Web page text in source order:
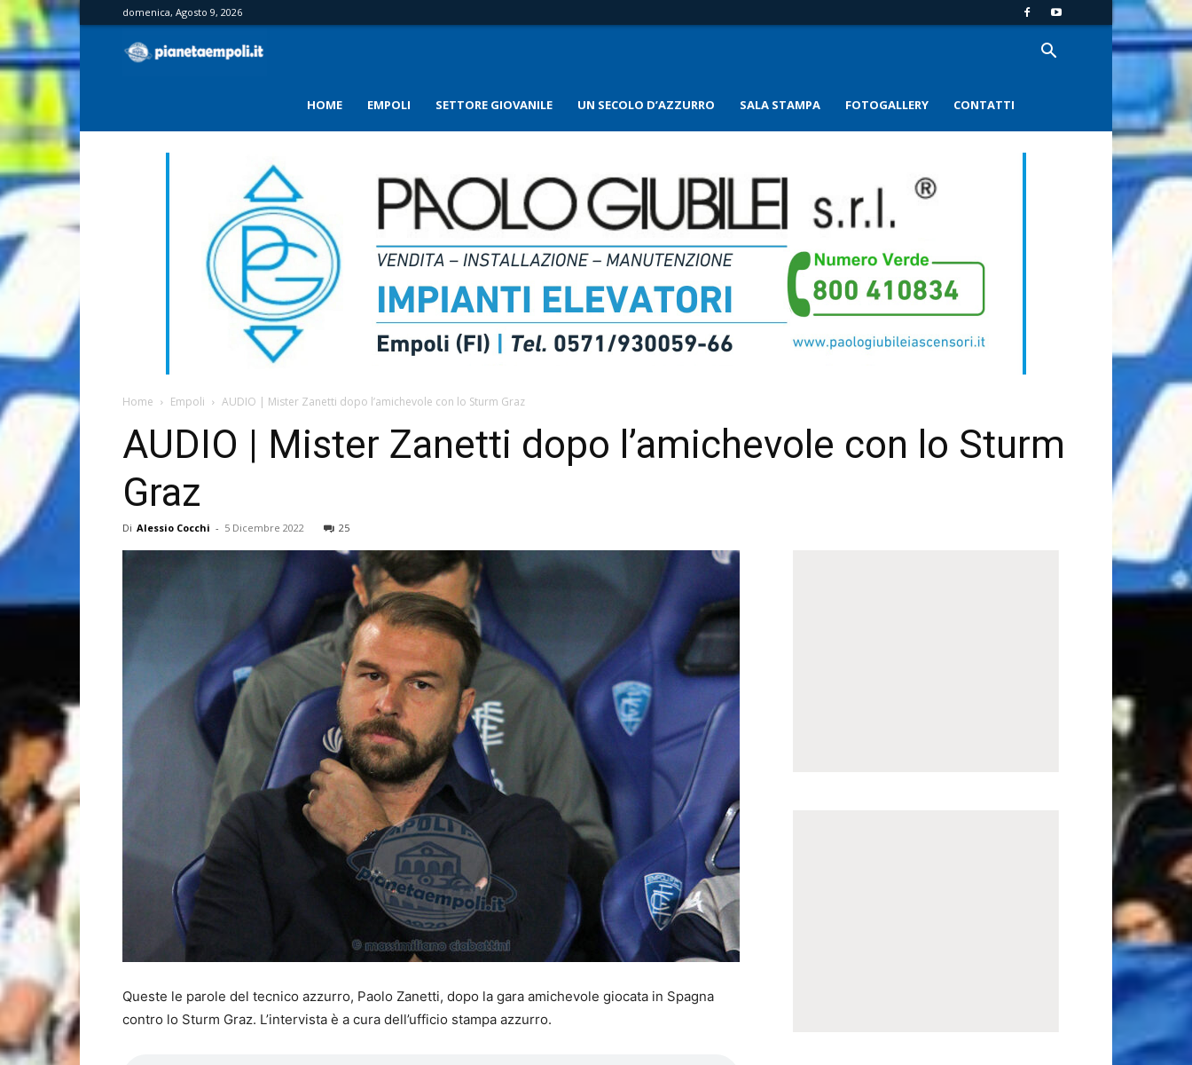
domenica, Agosto 9, 2026
HOME EMPOLI SETTORE GIOVANILE UN SECOLO D’AZZURRO SALA STAMPA FOTOGALLERY CONTATTI
Home Empoli AUDIO | Mister Zanetti dopo l’amichevole con lo Sturm Graz
AUDIO | Mister Zanetti dopo l’amichevole con lo Sturm
Graz
Di Alessio Cocchi - 5 Dicembre 2022 25
Queste le parole del tecnico azzurro, Paolo Zanetti, dopo la gara amichevole giocata in Spagna
contro lo Sturm Graz. L’intervista è a cura dell’ufficio stampa azzurro.